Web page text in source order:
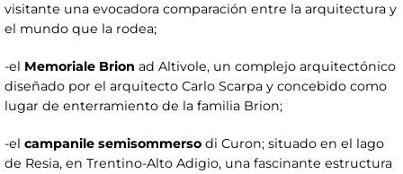
visitante una evocadora comparación entre la arquitectura y
el mundo que la rodea;
-el Memoriale Brion ad Altivole, un complejo arquitectónico
diseñado por el arquitecto Carlo Scarpa y concebido como
lugar de enterramiento de la familia Brion;
-el campanile semisommerso di Curon; situado en el lago
de Resia, en Trentino-Alto Adigio, una fascinante estructura